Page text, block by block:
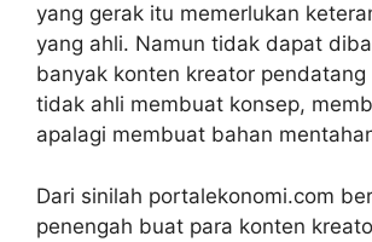
yang gerak itu memerlukan
yang ahli. Namun tidak dapat
banyak konten kreator pendatang
tidak ahli membuat konsep,
apalagi membuat bahan
Dari sinilah portalekonomi.com
penengah buat para konten